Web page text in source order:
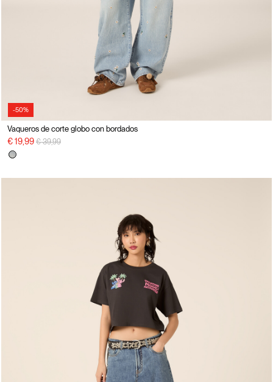
-50%
Vaqueros de corte globo con bordados
€ 19,99 precio rebajado desde
€ 39,99a